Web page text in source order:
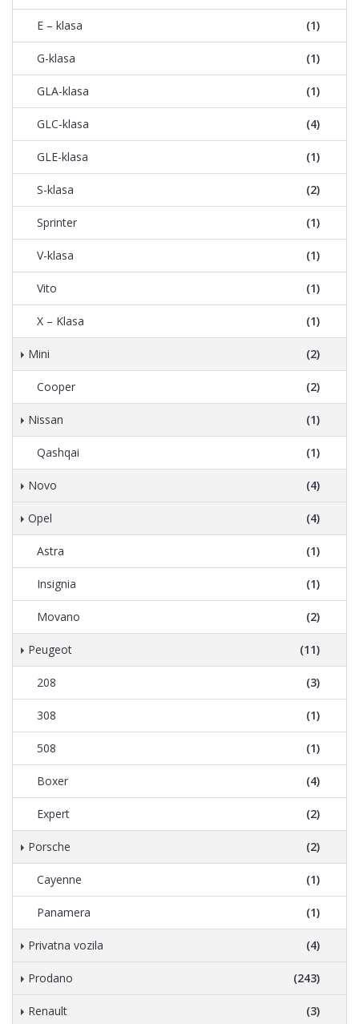
E – klasa (1)
G-klasa (1)
GLA-klasa (1)
GLC-klasa (4)
GLE-klasa (1)
S-klasa (2)
Sprinter (1)
V-klasa (1)
Vito (1)
X – Klasa (1)
Mini (2)
Cooper (2)
Nissan (1)
Qashqai (1)
Novo (4)
Opel (4)
Astra (1)
Insignia (1)
Movano (2)
Peugeot (11)
208 (3)
308 (1)
508 (1)
Boxer (4)
Expert (2)
Porsche (2)
Cayenne (1)
Panamera (1)
Privatna vozila (4)
Prodano (243)
Renault (3)